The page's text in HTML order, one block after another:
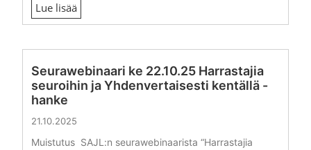
Lue lisää
Seurawebinaari ke 22.10.25 Harrastajia
seuroihin ja Yhdenvertaisesti kentällä -
hanke
21.10.2025
Muistutus SAJL:n seurawebinaarista “Harrastajia